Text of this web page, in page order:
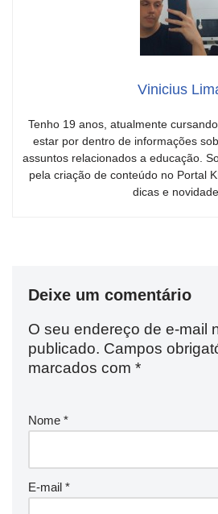
Vinicius
Tenho 19 anos, atualmente
estar por dentro de informações
assuntos relacionados a educação.
pela criação de conteúdo no Portal
dicas e
Deixe um comentário
O seu endereço de e-mail
publicado. Campos
marcados com *
Nome *
E-mail *